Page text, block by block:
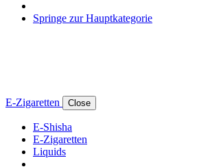
Springe zur Hauptkategorie
E-Zigaretten Close
E-Shisha
E-Zigaretten
Liquids